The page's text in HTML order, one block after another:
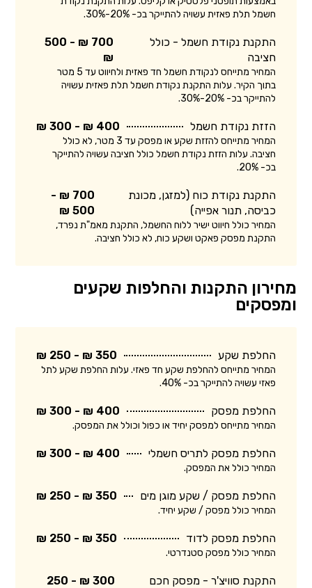
חשמל תלת פאזית עשויה להתייקר בכ- 20%-30%.
התקנת נקודת חשמל - כולל
חציבה
700 ₪ - 500
₪
המחיר מתייחס לנקודת חשמל חד פאזית ולחיווט עד 5 מטר
בתוך הקיר. עלות התקנת נקודת חשמל תלת פאזית עשויה
להתייקר בכ- 20%-30%.
הזזת נקודת חשמל 400 ₪ - 300 ₪
המחיר מתייחס להזזת שקע או מפסק עד 3 מטר, לא כולל
חציבה. עלות הזזת נקודת חשמל כולל חציבה עשויה להתייקר
בכ- 20%.
התקנת נקודת כוח (למזגן, מכונת
כביסה, תנור אפייה)
700 ₪ -
500 ₪
המחיר כולל חיווט ישיר ללוח החשמל, התקנת מאמ"ת נפרד,
התקנת מפסק פאקט ושקע כוח, לא כולל חציבה.
מחירון התקנות והחלפות שקעים
ומפסקים
החלפת שקע 350 ₪ - 250 ₪
המחיר מתייחס להחלפת שקע חד פאזי. עלות החלפת שקע לתל
פאזי עשויה להתייקר בכ- 40%.
החלפת מפסק 400 ₪ - 300 ₪
המחיר מתייחס למפסק יחיד או כפול וכולל את המפסק.
החלפת מפסק לתריס חשמלי 400 ₪ - 300 ₪
המחיר כולל את המפסק.
החלפת מפסק / שקע מוגן מים 350 ₪ - 250 ₪
המחיר כולל מפסק / שקע יחיד.
החלפת מפסק לדוד 350 ₪ - 250 ₪
המחיר כולל מפסק סטנדרטי.
התקנת סוויצ'ר - מפסק חכם
300 ₪ - 250